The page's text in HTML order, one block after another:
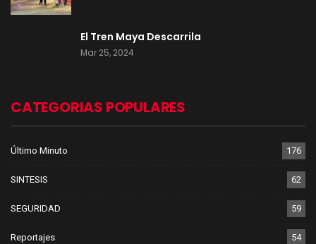
El Tren Maya Descarrila
Mar 25, 2024
CATEGORIAS POPULARES
Último Minuto 176
SINTESIS 62
SEGURIDAD 59
Reportajes 54